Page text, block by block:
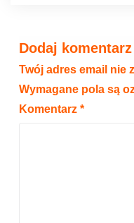
Dodaj komentarz
Twój adres email nie
Wymagane pola są
Komentarz *